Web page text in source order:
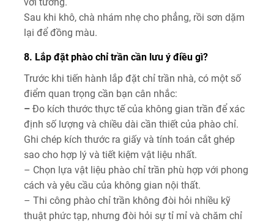
Sau khi khô, chà nhám nhẹ cho phẳng, rồi sơn dặm
lại để đồng màu.
8. Lắp đặt phào chỉ trần cần lưu ý điều gì?
Trước khi tiến hành lắp đặt chỉ trần nhà, có một số
điểm quan trọng cần bạn cân nhắc:
– Đo kích thước thực tế của không gian trần để xác
định số lượng và chiều dài cần thiết của phào chỉ.
Ghi chép kích thước ra giấy và tính toán cắt ghép
sao cho hợp lý và tiết kiệm vật liệu nhất.
– Chọn lựa vật liệu phào chỉ trần phù hợp với phong
cách và yêu cầu của không gian nội thất.
– Thi công phào chỉ trần không đòi hỏi nhiều kỹ
thuật phức tạp, nhưng đòi hỏi sự tỉ mỉ và chăm chỉ